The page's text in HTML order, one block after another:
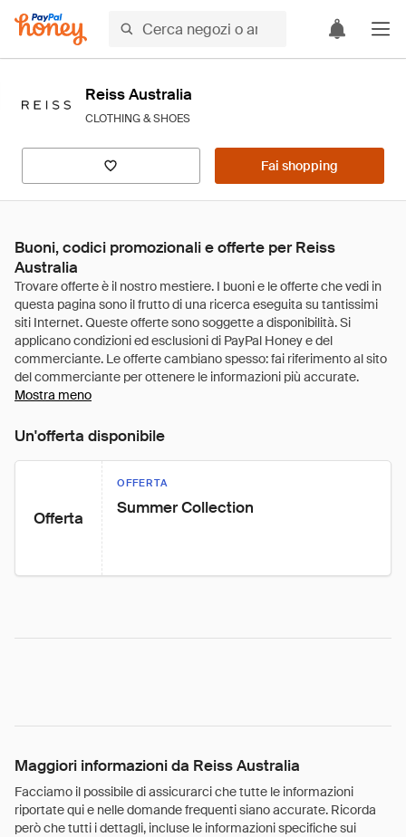
Reiss Australia
CLOTHING & SHOES
Fai shopping
Buoni, codici promozionali e offerte per Reiss
Australia
Mostra meno
Un'offerta disponibile
Offerta
OFFERTA
Summer Collection
Maggiori informazioni da Reiss Australia
Facciamo il possibile di assicurarci che tutte le informazioni
riportate qui e nelle domande frequenti siano accurate. Ricorda
però che tutti i dettagli, incluse le informazioni specifiche sui